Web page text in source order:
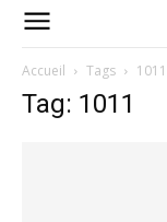
Accueil Tags 1011
Tag: 1011